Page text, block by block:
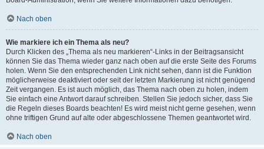
Nach oben
Wie markiere ich ein Thema als neu?
Durch Klicken des „Thema als neu markieren“-Links in der Beitragsansicht
können Sie das Thema wieder ganz nach oben auf die erste Seite des Forums
holen. Wenn Sie den entsprechenden Link nicht sehen, dann ist die Funktion
möglicherweise deaktiviert oder seit der letzten Markierung ist nicht genügend
Zeit vergangen. Es ist auch möglich, das Thema nach oben zu holen, indem
Sie einfach eine Antwort darauf schreiben. Stellen Sie jedoch sicher, dass Sie
die Regeln dieses Boards beachten! Es wird meist nicht gerne gesehen, wenn
ohne triftigen Grund auf alte oder abgeschlossene Themen geantwortet wird.
Nach oben